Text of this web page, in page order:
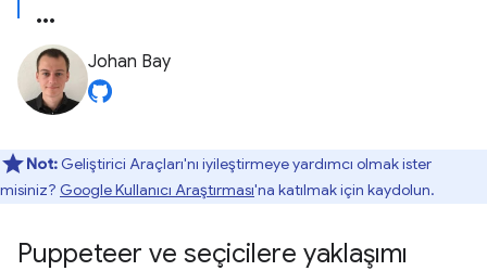
Johan Bay
Not: Geliştirici Araçları'nı iyileştirmeye yardımcı olmak ister
misiniz? Google Kullanıcı Araştırması'na katılmak için kaydolun.
Puppeteer ve seçicilere yaklaşımı